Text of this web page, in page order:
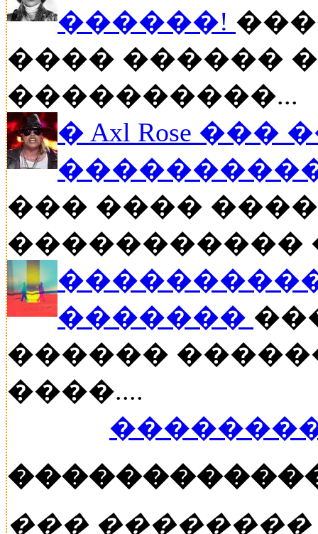
������!
���� ������
����������...
� Axl Rose
��� ����
�����������
�������
������
����....
���